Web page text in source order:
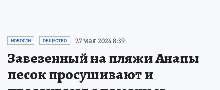
НОВОСТИ ОБЩЕСТВО 27 мая 2026 8:39
Завезенный на пляжи Анапы
песок просушивают и